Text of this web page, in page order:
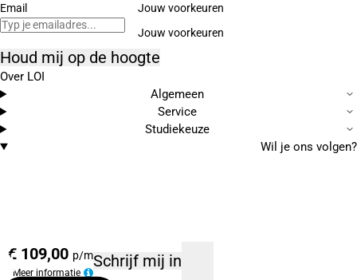
€ 109,00 p/m
Meer informatie
Schrijf mij in
Email
Jouw voorkeuren
Houd mij op de hoogte
Over LOI
Algemeen
Service
Studiekeuze
Wil je ons volgen?